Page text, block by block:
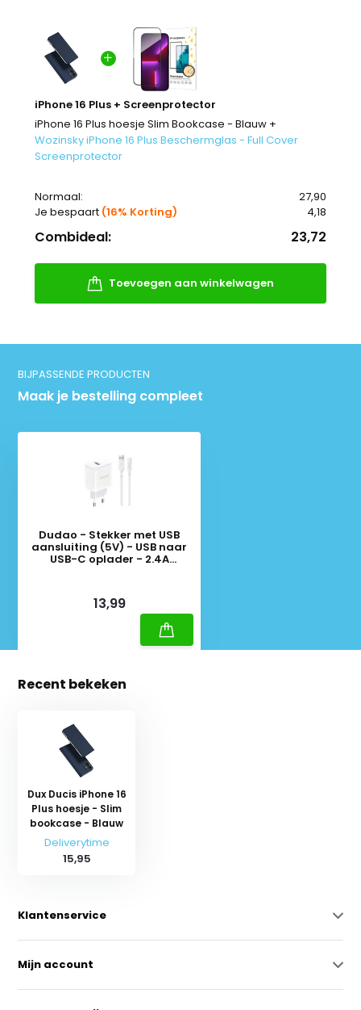
iPhone 16 Plus + Screenprotector
iPhone 16 Plus hoesje Slim Bookcase - Blauw +
Wozinsky iPhone 16 Plus Beschermglas - Full Cover
Screenprotector
Normaal:
27,90
Je bespaart (16% Korting) 4,18
Combideal: 23,72
Toevoegen aan winkelwagen
BIJPASSENDE PRODUCTEN
Maak je bestelling compleet
Dudao - Stekker met USB
aansluiting (5V) - USB naar
USB-C oplader - 2.4A
13,99
Recent bekeken
Dux Ducis iPhone 16
Plus hoesje - Slim
bookcase - Blauw
Deliverytime
15,95
Klantenservice
Mijn account